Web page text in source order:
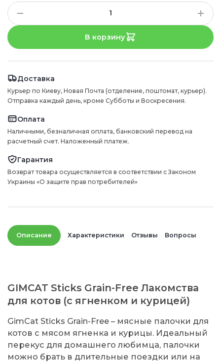
В корзину
Доставка
Курьер по Киеву, Новая Почта (отделение, поштомат, курьер).
Отправка каждый день, кроме Субботы и Воскресения.
Оплата
Наличными, безналичная оплата, банковский перевод на
расчетный счет. Наложенный платеж.
Гарантия
Возврат товара осуществляется в соответствии с Законом
Украины «О защите прав потребителей»
Описание Характеристики Отзывы Вопросы
GIMCAT Sticks Grain-Free Лакомства
для котов (с ягненком и курицей)
GimCat Sticks Grain-Free – мясные палочки для
котов с мясом ягненка и курицы. Идеальный
перекус для домашнего любимца, палочки
можно брать в длительные поездки или на